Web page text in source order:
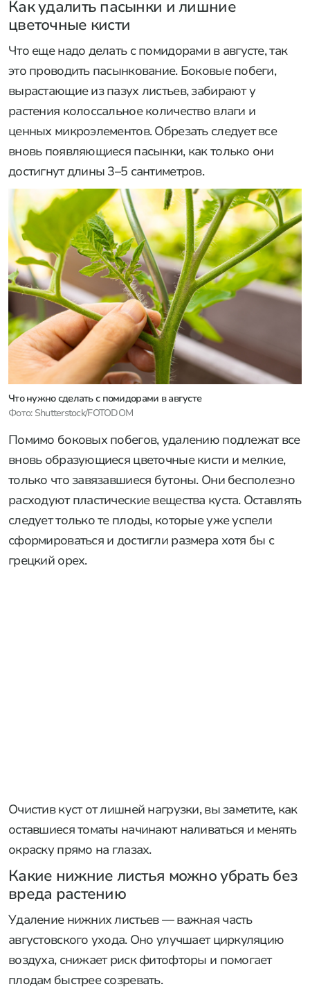
Как удалить пасынки и лишние
цветочные кисти
Что еще надо делать с помидорами в августе, так
это проводить пасынкование. Боковые побеги,
вырастающие из пазух листьев, забирают у
растения колоссальное количество влаги и
ценных микроэлементов. Обрезать следует все
вновь появляющиеся пасынки, как только они
достигнут длины 3–5 сантиметров.
Что нужно сделать с помидорами в августе
Фото: Shutterstock/FOTODOM
Помимо боковых побегов, удалению подлежат все
вновь образующиеся цветочные кисти и мелкие,
только что завязавшиеся бутоны. Они бесполезно
расходуют пластические вещества куста. Оставлять
следует только те плоды, которые уже успели
сформироваться и достигли размера хотя бы с
грецкий орех.
Очистив куст от лишней нагрузки, вы заметите, как
оставшиеся томаты начинают наливаться и менять
окраску прямо на глазах.
Какие нижние листья можно убрать без
вреда растению
Удаление нижних листьев — важная часть
августовского ухода. Оно улучшает циркуляцию
воздуха, снижает риск фитофторы и помогает
плодам быстрее созревать.